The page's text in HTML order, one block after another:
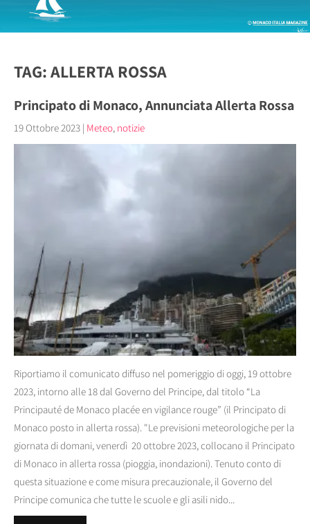
TAG: ALLERTA ROSSA
Principato di Monaco, Annunciata Allerta Rossa
19 Ottobre 2023 | Meteo, notizie
Riportiamo il comunicato diffuso nel pomeriggio di oggi, 19 ottobre
2023, intorno alle 18 dal Governo del Principe, dal titolo “La
Principauté de Monaco placée en vigilance rouge” (il Principato di
Monaco posto in allerta rossa). "Le previsioni meteorologiche per la
giornata di domani, venerdì 20 ottobre 2023, collocano il Principato
di Monaco in allerta rossa (pioggia, inondazioni). Tenuto conto di
questa situazione e come misura precauzionale, il Governo del
Principe comunica che tutte le scuole e gli asili nido...